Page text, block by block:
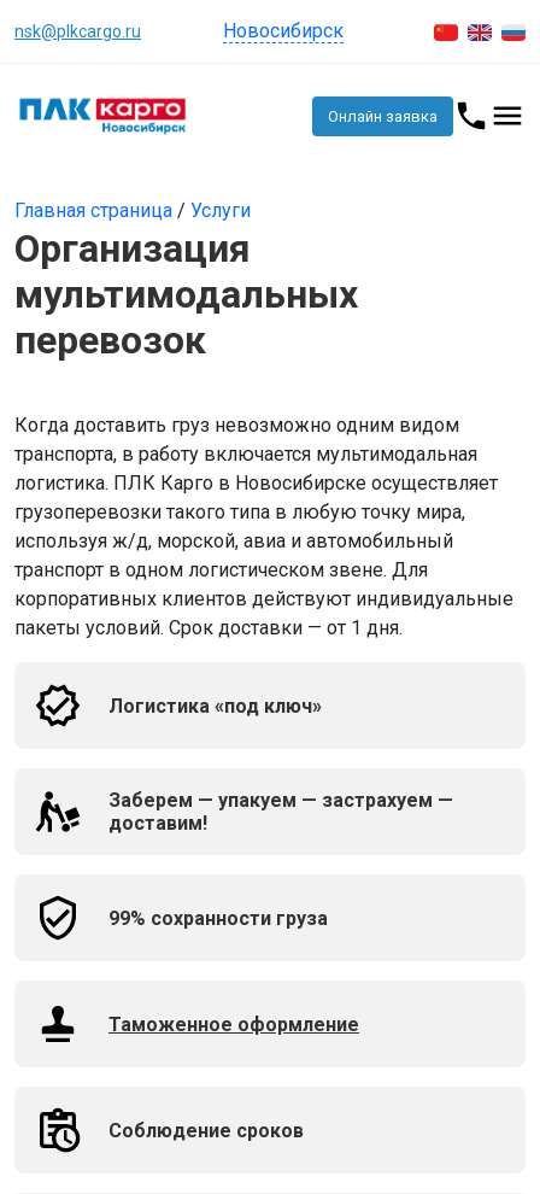
nsk@plkcargo.ru Новосибирск
Онлайн заявка
Главная страница / Услуги
Организация
мультимодальных
перевозок
Когда доставить груз невозможно одним видом
транспорта, в работу включается мультимодальная
логистика. ПЛК Карго в Новосибирске осуществляет
грузоперевозки такого типа в любую точку мира,
используя ж/д, морской, авиа и автомобильный
транспорт в одном логистическом звене. Для
корпоративных клиентов действуют индивидуальные
пакеты условий. Срок доставки — от 1 дня.
Логистика «под ключ»
Заберем — упакуем — застрахуем —
доставим!
99% сохранности груза
Таможенное оформление
Соблюдение сроков